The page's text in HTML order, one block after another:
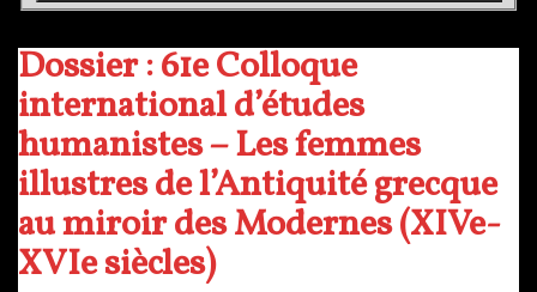
Dossier : 61e Colloque
international d’études
humanistes – Les femmes
illustres de l’Antiquité grecque
au miroir des Modernes (XIVe-
XVIe siècles)